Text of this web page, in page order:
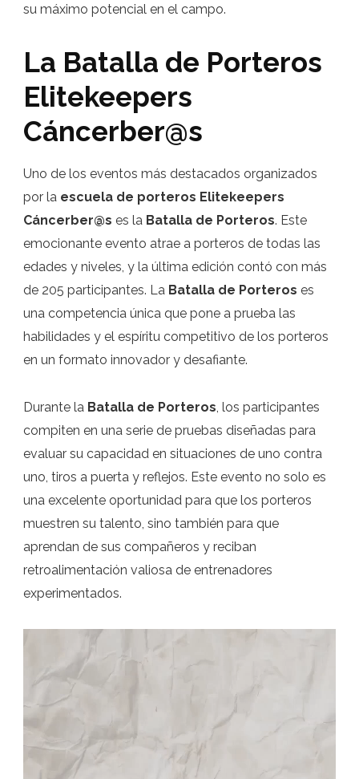
su máximo potencial en el campo.
La Batalla de Porteros
Elitekeepers
Cáncerber@s
Uno de los eventos más destacados organizados
por la escuela de porteros Elitekeepers
Cáncerber@s es la Batalla de Porteros. Este
emocionante evento atrae a porteros de todas las
edades y niveles, y la última edición contó con más
de 205 participantes. La Batalla de Porteros es
una competencia única que pone a prueba las
habilidades y el espíritu competitivo de los porteros
en un formato innovador y desafiante.
Durante la Batalla de Porteros, los participantes
compiten en una serie de pruebas diseñadas para
evaluar su capacidad en situaciones de uno contra
uno, tiros a puerta y reflejos. Este evento no solo es
una excelente oportunidad para que los porteros
muestren su talento, sino también para que
aprendan de sus compañeros y reciban
retroalimentación valiosa de entrenadores
experimentados.